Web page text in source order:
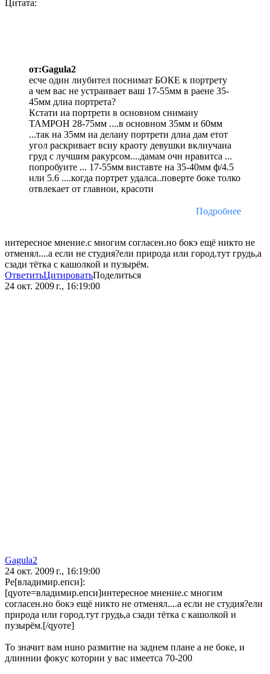
Цитата:
от:Gagula2
есче один лиубител поснимат БОКЕ к портрету
а чем вас не устраивает ваш 17-55мм в раене 35-
45мм длиа портрета?
Кстати иа портрети в основном снимаиу
ТАМРОН 28-75мм ....в основном 35мм и 60мм
...так на 35мм иа делаиу портрети длиа дам етот
угол раскривает всиу краоту девушки вклиучаиа
груд с лучшим ракурсом....дамам очн нравитса ...
попробуите ... 17-55мм виставте на 35-40мм ф/4.5
или 5.6 ....когда портрет удалса..поверте боке толко
отвлекает от главнои, красоти
Подробнее
интересное мнение.с многим согласен.но бокэ ещё никто не
отменял....а если не студия?ели природа или город.тут грудь,а
сзади тётка с кашолкой и пузырём.
ОтветитьЦитироватьПоделиться
24 окт. 2009 г., 16:19:00
Gagula2
24 окт. 2009 г., 16:19:00
Ре[владимир.епси]:
[qуоте=владимир.епси]интересное мнение.с многим
согласен.но бокэ ещё никто не отменял....а если не студия?ели
природа или город.тут грудь,а сзади тётка с кашолкой и
пузырём.[/qуоте]
То значит вам нuно размитие на заднем плане а не боке, и
длиннии фокус котории у вас имеетса 70-200